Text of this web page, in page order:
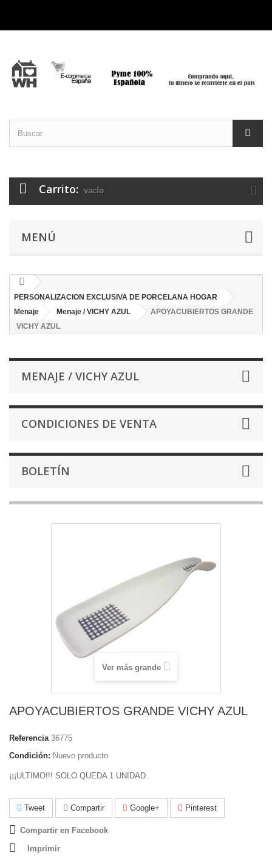
Carrito: vacío
MENÚ
PERSONALIZACION EXCLUSIVA DE PORCELANA HOGAR
Menaje
Menaje / VICHY AZUL
APOYACUBIERTOS GRANDE
VICHY AZUL
MENAJE / VICHY AZUL
CONDICIONES DE VENTA
BOLETÍN
Ver más grande
APOYACUBIERTOS GRANDE VICHY AZUL
Referencia 36775
Condición: Nuevo producto
¡¡¡ULTIMO!!! SOLO QUEDA 1 UNIDAD.
Tweet Compartir Google+ Pinterest
Compartir en Facebook
Imprimir